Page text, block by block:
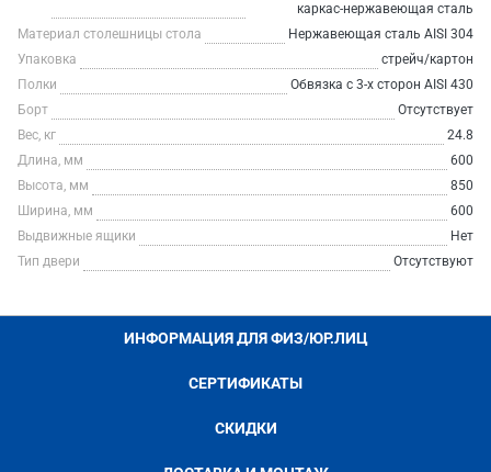
каркас-нержавеющая сталь
Материал столешницы стола
Нержавеющая сталь AISI 304
Упаковка
стрейч/картон
Полки
Обвязка с 3-х сторон AISI 430
Борт
Отсутствует
Вес, кг
24.8
Длина, мм
600
Высота, мм
850
Ширина, мм
600
Выдвижные ящики
Нет
Тип двери
Отсутствуют
ИНФОРМАЦИЯ ДЛЯ ФИЗ/ЮР.ЛИЦ
СЕРТИФИКАТЫ
СКИДКИ